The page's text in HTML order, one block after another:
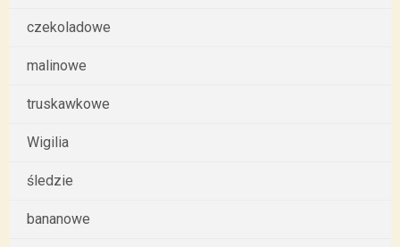
czekoladowe
malinowe
truskawkowe
Wigilia
śledzie
bananowe